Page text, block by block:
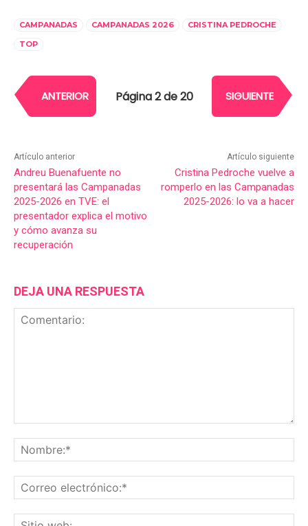
CAMPANADAS CAMPANADAS 2026
CRISTINA PEDROCHE
TOP
ANTERIOR Página 2 de 20 SIGUIENTE
Artículo anterior
Andreu Buenafuente no
presentará las Campanadas
2025-2026 en TVE: el
presentador explica el motivo
y cómo avanza su
recuperación
Artículo siguiente
Cristina Pedroche vuelve a
romperlo en las Campanadas
2025-2026: lo va a hacer
DEJA UNA RESPUESTA